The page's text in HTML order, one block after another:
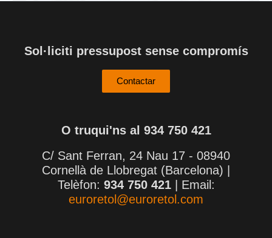
Sol·liciti pressupost sense compromís
Contactar
O truqui'ns al 934 750 421
C/ Sant Ferran, 24 Nau 17 - 08940
Cornellà de Llobregat (Barcelona) |
Telèfon: 934 750 421| Email:
euroretol@euroretol.com